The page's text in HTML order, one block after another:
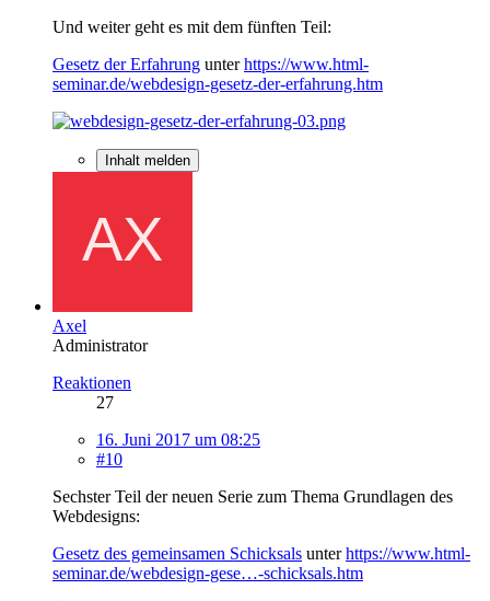
Und weiter geht es mit dem fünften Teil:
Gesetz der Erfahrung unterhttps://www.html-
seminar.de/webdesign-gesetz-der-erfahrung.htm
Inhalt melden
Axel
Administrator
Reaktionen
27
16. Juni 2017 um 08:25
#10
Sechster Teil der neuen Serie zum Thema Grundlagen des
Webdesigns:
Gesetz des gemeinsamen Schicksals unterhttps://www.html-
seminar.de/webdesign-gese…-schicksals.htm